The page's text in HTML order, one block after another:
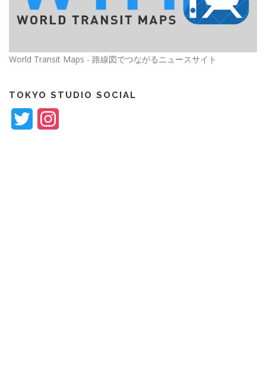
World Transit Maps - 路線図でつながるニュースサイト
TOKYO STUDIO SOCIAL
Twitter